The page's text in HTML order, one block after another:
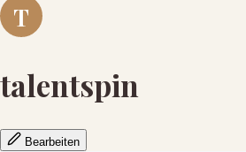
T
talentspin
Bearbeiten